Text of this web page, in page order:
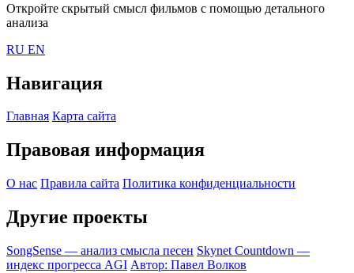
Откройте скрытый смысл фильмов с помощью детального
анализа
RU EN
Навигация
Главная Карта сайта
Правовая информация
О нас Правила сайта Политика конфиденциальности
Другие проекты
SongSense — анализ смысла песен Skynet Countdown —
индекс прогресса AGI Автор: Павел Волков